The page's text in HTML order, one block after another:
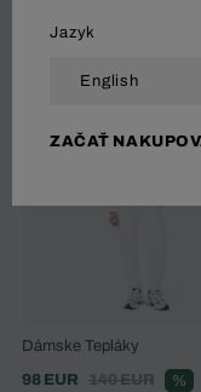
Dámske Tepláky
98 EUR
140 EUR %
Jazyk
ZAČAŤ